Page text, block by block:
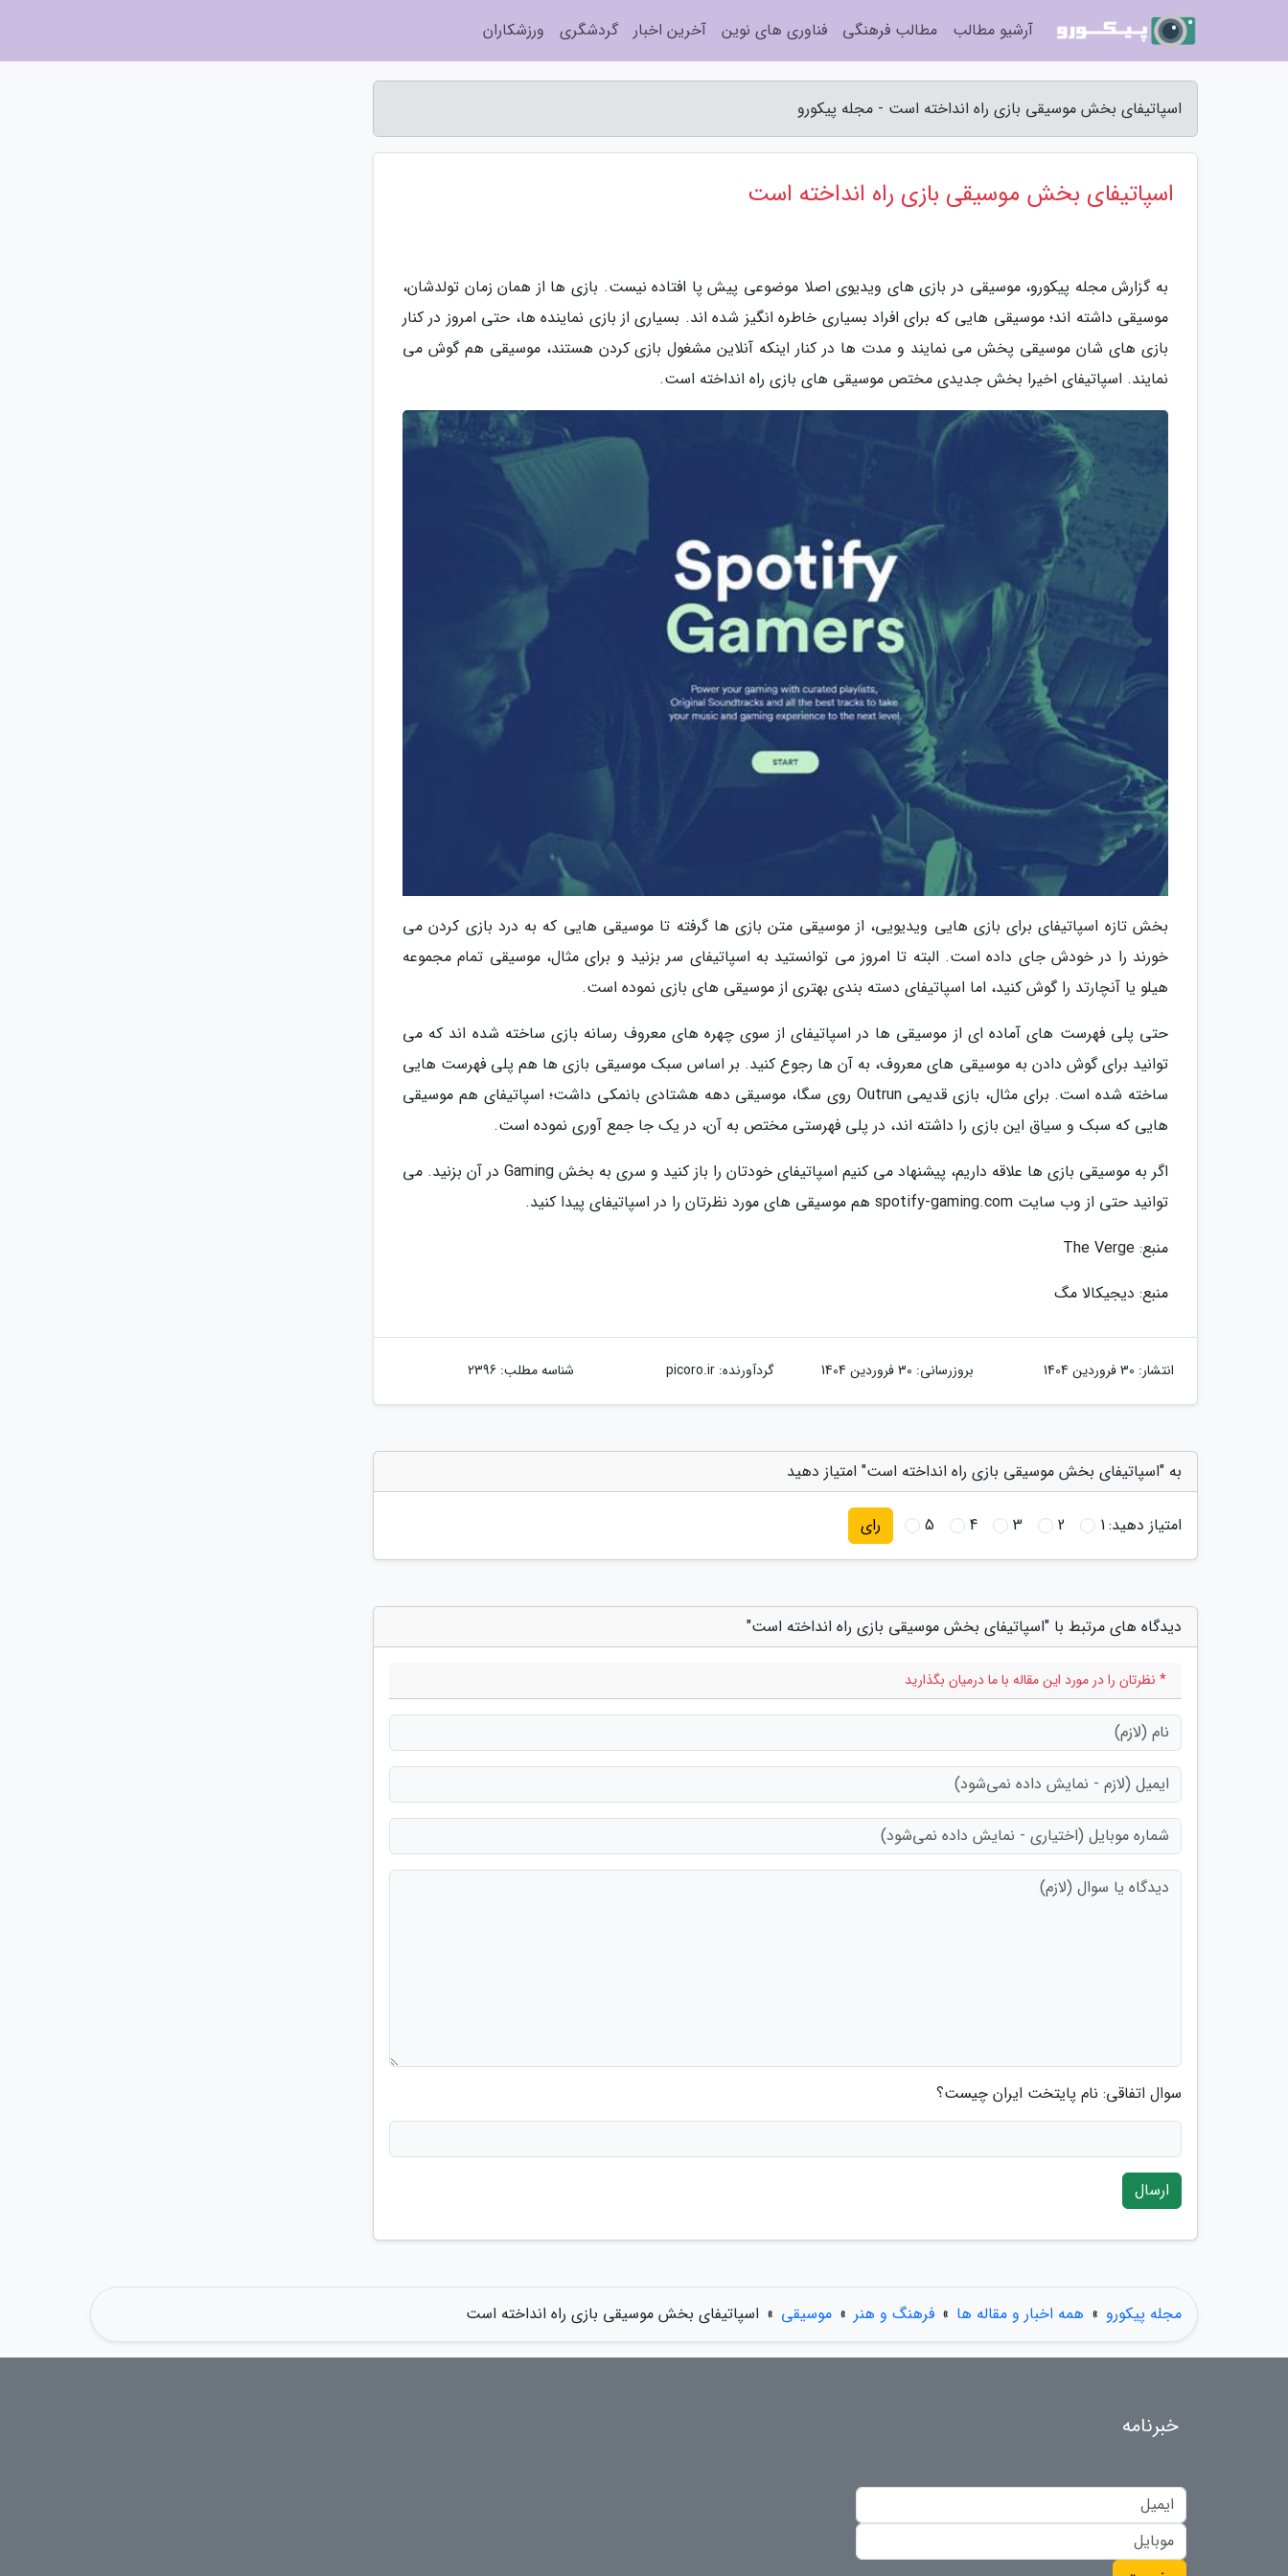
اسپاتیفای بخش موسیقی بازی راه انداخته است - مجله پیکورو
اسپاتیفای بخش موسیقی بازی راه انداخته است
به گزارش مجله پیکورو، موسیقی در بازی های ویدیوی اصلا موضوعی پیش پا افتاده نیست. بازی ها از همان زمان تولدشان،
موسیقی داشته اند؛ موسیقی هایی که برای افراد بسیاری خاطره انگیز شده اند. بسیاری از بازی نماینده ها، حتی امروز در کنار
بازی های شان موسیقی پخش می نمایند و مدت ها در کنار اینکه آنلاین مشغول بازی کردن هستند، موسیقی هم گوش می
نمایند. اسپاتیفای اخیرا بخش جدیدی مختص موسیقی های بازی راه انداخته است.
بخش تازه اسپاتیفای برای بازی هایی ویدیویی، از موسیقی متن بازی ها گرفته تا موسیقی هایی که به درد بازی کردن می
خورند را در خودش جای داده است. البته تا امروز می توانستید به اسپاتیفای سر بزنید و برای مثال، موسیقی تمام مجموعه
هیلو یا آنچارتد را گوش کنید، اما اسپاتیفای دسته بندی بهتری از موسیقی های بازی نموده است.
حتی پلی فهرست های آماده ای از موسیقی ها در اسپاتیفای از سوی چهره های معروف رسانه بازی ساخته شده اند که می
توانید برای گوش دادن به موسیقی های معروف، به آن ها رجوع کنید. بر اساس سبک موسیقی بازی ها هم پلی فهرست هایی
ساخته شده است. برای مثال، بازی قدیمی Outrun روی سگا، موسیقی دهه هشتادی بانمکی داشت؛ اسپاتیفای هم موسیقی
هایی که سبک و سیاق این بازی را داشته اند، در پلی فهرستی مختص به آن، در یک جا جمع آوری نموده است.
اگر به موسیقی بازی ها علاقه داریم، پیشنهاد می کنیم اسپاتیفای خودتان را باز کنید و سری به بخش Gaming در آن بزنید. می
توانید حتی از وب سایت spotify-gaming.com هم موسیقی های مورد نظرتان را در اسپاتیفای پیدا کنید.
منبع: The Verge
منبع: دیجیکالا مگ
انتشار: 30 فروردین 1404 بروزرسانی: 30 فروردین 1404 گردآورنده:picoro.ir شناسه مطلب: 2396
به "اسپاتیفای بخش موسیقی بازی راه انداخته است" امتیاز دهید
امتیاز دهید:1
2
3
4
5 رای
دیدگاه های مرتبط با "اسپاتیفای بخش موسیقی بازی راه انداخته است"
* نظرتان را در مورد این مقاله با ما درمیان بگذارید
سوال اتفاقی: نام پایتخت ایران چیست؟
ارسال
مجله پیکورو » همه اخبار و مقاله ها » فرهنگ و هنر » موسیقی » اسپاتیفای بخش موسیقی بازی راه انداخته است
آرشیو مطالب مطالب فرهنگی فناوری های نوین آخرین اخبار گردشگری ورزشکاران
خبرنامه